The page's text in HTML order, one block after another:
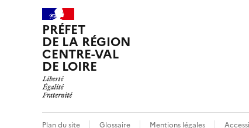
PRÉFET
DE LA RÉGION
CENTRE-VAL
DE LOIRE
Plan du site Glossaire Mentions légales